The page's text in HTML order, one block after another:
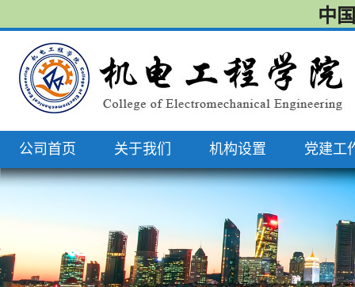
中
公司首页 关于我们 机构设置 党建工